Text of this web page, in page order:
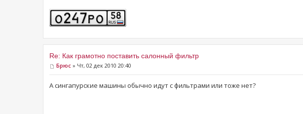
Re: Как грамотно поставить салонный фильтр
Брюс » Чт, 02 дек 2010 20:40
А сингапурские машины обычно идут с фильтрами или тоже нет?